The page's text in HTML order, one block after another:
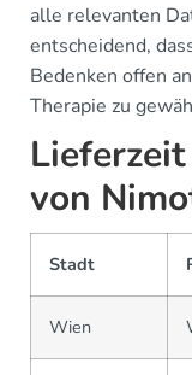
alle relevanten
entscheidend,
Bedenken offen
Therapie zu
von
Stadt
Wien